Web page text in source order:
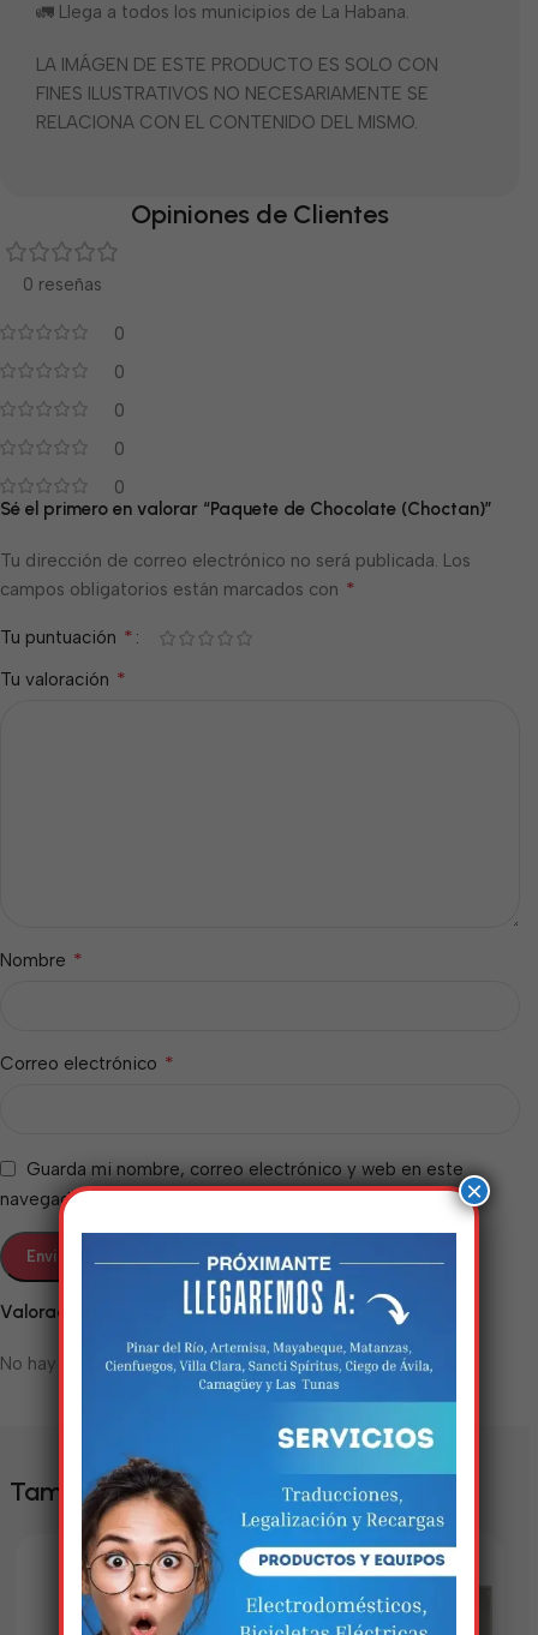
🚛 Llega a todos los municipios de La Habana.
LA IMÁGEN DE ESTE PRODUCTO ES SOLO CON
FINES ILUSTRATIVOS NO NECESARIAMENTE SE
RELACIONA CON EL CONTENIDO DEL MISMO.
Opiniones de Clientes
0 reseñas
0
0
0
0
0
Valoraciones
No hay valoraciones aún.
Sé el primero en valorar “Paquete de Chocolate (Choctan)”
Tu dirección de correo electrónico no será publicada. Los
campos obligatorios están marcados con *
Tu puntuación *
Tu valoración *
Nombre *
Correo electrónico *
Guarda mi nombre, correo electrónico y web en este
navegador para la próxima vez que comente.
También te puede interesar
×
Estamos trabalhando
nisso!
Em breve, esta página estará
disponível com novidades
incríveis. Agradecemos pela
paciência e compreensão.